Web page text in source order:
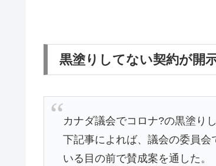
黒塗りしてない契約が開
カナダ議会でコロナ?の黒塗り
下記事によれば、議会の委員
いる目の前で賛成案を通した。